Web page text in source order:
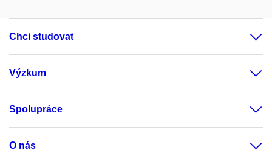
Chci studovat
Výzkum
Spolupráce
O nás